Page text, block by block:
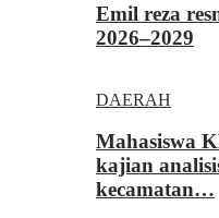
Emil reza
2026–2029
DAERAH
Mahasiswa
kajian
kecamatan…